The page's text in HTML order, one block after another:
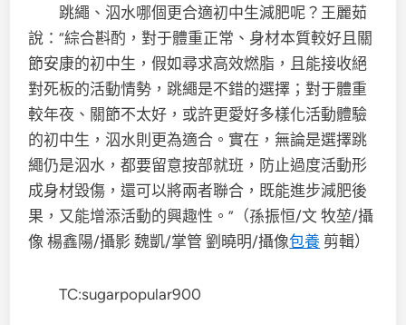
跳繩、泅水哪個更合適初中生減肥呢？王麗茹
說：“綜合斟酌，對于體重正常、身材本質較好且關
節安康的初中生，假如尋求高效燃脂，且能接收絕
對死板的活動情勢，跳繩是不錯的選擇；對于體重
較年夜、關節不太好，或許更愛好多樣化活動體驗
的初中生，泅水則更為適合。實在，無論是選擇跳
繩仍是泅水，都要留意按部就班，防止過度活動形
成身材毀傷，還可以將兩者聯合，既能進步減肥後
果，又能增添活動的興趣性。”（孫振恒/文 牧堃/攝
像 楊鑫陽/攝影 魏凱/掌管 劉曉明/攝像包養 剪輯）
TC:sugarpopular900